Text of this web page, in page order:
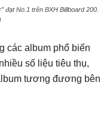
đạt No.1 trên BXH Billboard 200.
các album phổ biến
số liệu tiêu thụ,
tương đương bên